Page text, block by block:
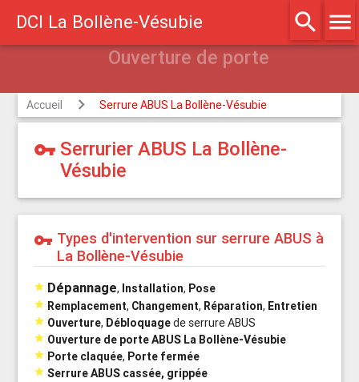
DCI La Bollène-Vésubie search menu
Accueil Serrure ABUS La Bollène-Vésubie
vpn_key Serrurier ABUS La Bollène-
Vésubie
vpn_key Types d'intervention sur serrure ABUS à
La Bollène-Vésubie
 Dépannage, Installation, Pose
 Remplacement, Changement, Réparation, Entretien
 Ouverture, Débloquagede serrure ABUS
 Ouverture de porte ABUS La Bollène-Vésubie
 Porte claquée, Porte fermée
 Serrure ABUS cassée, grippée